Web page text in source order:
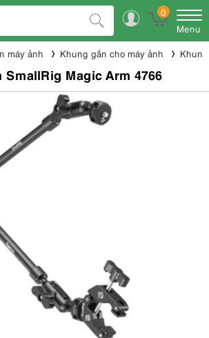
0
Menu
máy ảnh Khung gắn cho máy ảnh
SmallRig Magic Arm 4766